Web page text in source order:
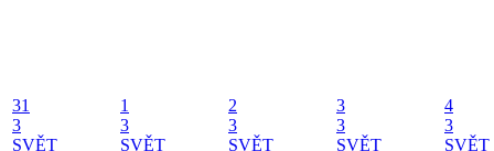
31
3
SVĚT
1
3
SVĚT
2
3
SVĚT
3
3
SVĚT
4
3
SVĚT